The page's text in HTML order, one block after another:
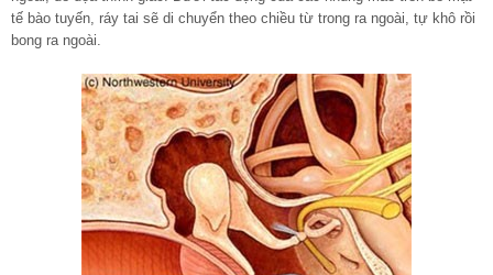
tế bào tuyến, ráy tai sẽ di chuyển theo chiều từ trong ra ngoài, tự khô rồi
bong ra ngoài.